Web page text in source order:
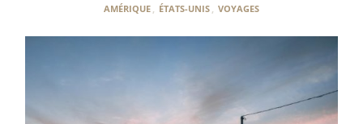
AMÉRIQUE
ÉTATS-UNIS VOYAGES